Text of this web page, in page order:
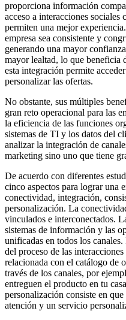
proporciona información
acceso a interacciones sociales
permiten una mejor
empresa sea consistente y
generando una mayor
mayor lealtad, lo que beneficia
esta integración permite
personalizar las ofertas.
No obstante, sus múltiples
gran reto operacional para las
la eficiencia de las funciones
sistemas de TI y los datos del
analizar la integración de
marketing sino uno que tiene
De acuerdo con diferentes
cinco aspectos para lograr una
conectividad, integración,
personalización. La
vinculados e interconectados.
sistemas de información y las
unificadas en todos los
del proceso de las
relacionada con el catálogo de
través de los canales, por
entreguen el producto en tu
personalización consiste en
atención y un servicio